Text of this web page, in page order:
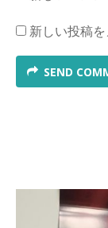
新しい投稿
SEND